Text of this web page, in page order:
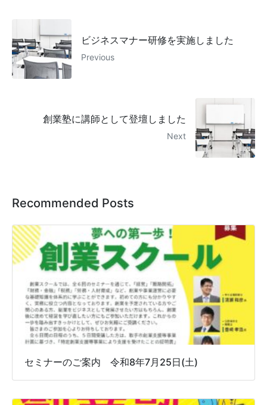
ビジネスマナー研修を実施しました
Previous
創業塾に講師として登壇しました
Next
Recommended Posts
セミナーのご案内 令和8年7月25日(土)